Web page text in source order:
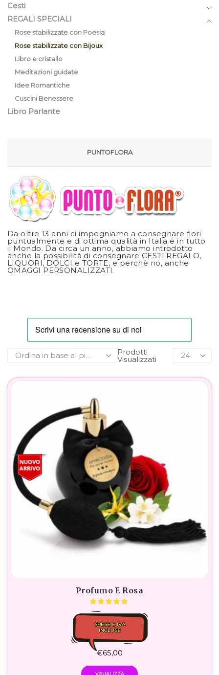
Prodotti
Visualizzati
Profumo E Rosa
SPESE E IVA
INCLUSE
€65,00
VISUALIZZA
Cesti
REGALI SPECIALI
Rose stabilizzate con Poesia
Rose stabilizzate con Bijoux
Libro e cristallo
Meditazioni guidate
Idee Romantiche
Cuscini Benessere
Libro Parlante
PUNTOFLORA
Da oltre 13 anni ci impegniamo a consegnare fiori
puntualmente e di ottima qualità in Italia e in tutto
il Mondo. Da circa un anno, abbiamo introdotto
anche la possibilità di consegnare CESTI REGALO,
LIQUORI, DOLCI e TORTE, e perchè no, anche
OMAGGI PERSONALIZZATI.